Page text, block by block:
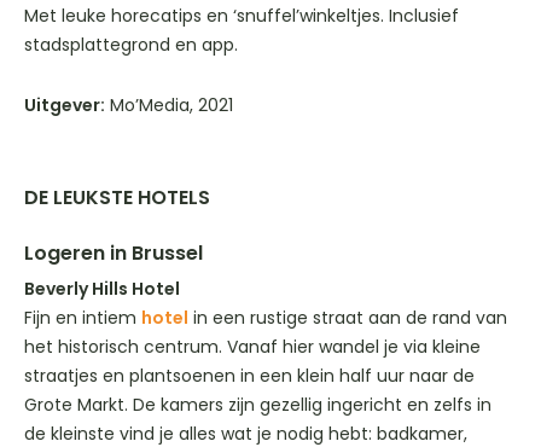
Met leuke horecatips en ‘snuffel’winkeltjes. Inclusief
stadsplattegrond en app.
Uitgever: Mo’Media, 2021
DE LEUKSTE HOTELS
Logeren in Brussel
Beverly Hills Hotel
Fijn en intiem hotel in een rustige straat aan de rand van
het historisch centrum. Vanaf hier wandel je via kleine
straatjes en plantsoenen in een klein half uur naar de
Grote Markt. De kamers zijn gezellig ingericht en zelfs in
de kleinste vind je alles wat je nodig hebt: badkamer,